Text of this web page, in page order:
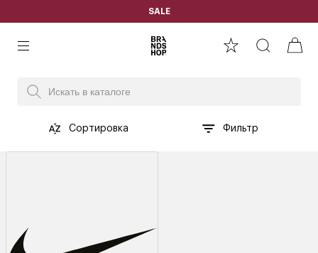
SALE
Сортировка Фильтр